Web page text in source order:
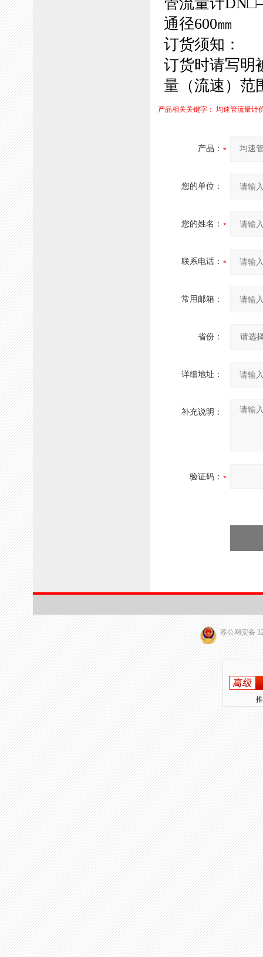
通径600㎜
订货须知：
订货时请写明
量（流速）范
产品相关关键字： 均速管流量计
产品：
您的单位：
您的姓名：
联系电话：
常用邮箱：
省份：
详细地址：
补充说明：
验证码：
苏公网安备